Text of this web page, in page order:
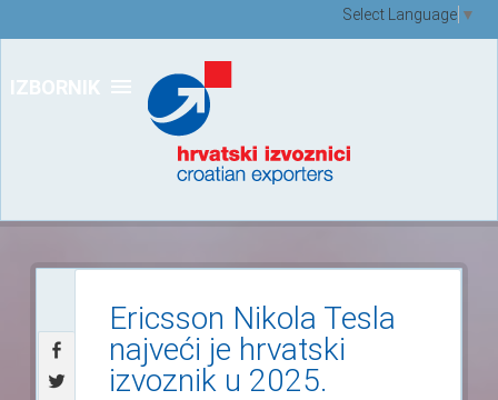
IZBORNIK
Select Language ▼
Ericsson Nikola Tesla
najveći je hrvatski
izvoznik u 2025.